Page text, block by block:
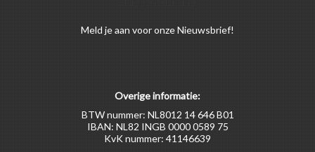
Meld je aan voor onze Nieuwsbrief!
Overige informatie:
BTW nummer: NL8012 14 646 B01
IBAN: NL82 INGB 0000 0589 75
KvK nummer: 41146639